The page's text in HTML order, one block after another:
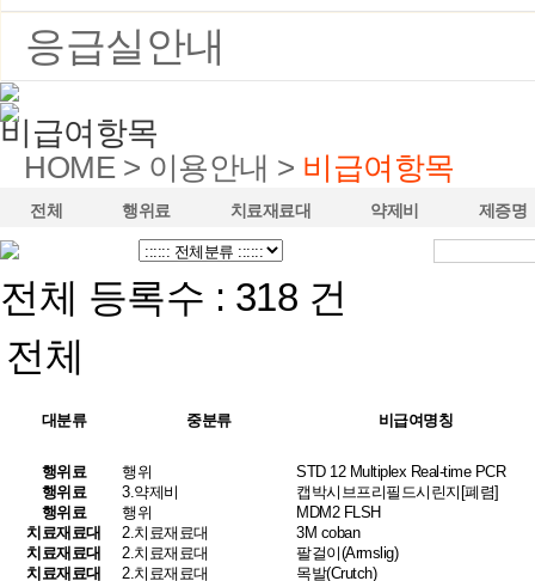
응급실안내
비급여항목
HOME > 이용안내 > 비급여항목
전체 행위료 치료재료대 약제비 제증명
전체 등록수 : 318 건
전체
대분류 중분류 비급여명칭
행위료 행위
STD 12 Multiplex Real-time PCR
행위료
3.약제비
캡박시브프리필드시린지[폐렴]
행위료
행위
MDM2 FLSH
치료재료대
2.치료재료대
3M coban
치료재료대
2.치료재료대
팔걸이(Armslig)
치료재료대
2.치료재료대
목발(Crutch)